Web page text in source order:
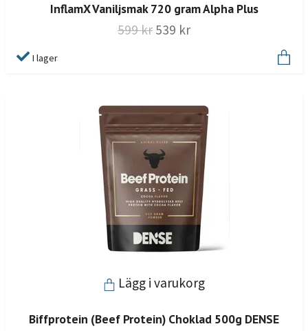
InflamX Vaniljsmak 720 gram Alpha Plus
599 kr 539 kr
I lager
Lägg i varukorg
Biffprotein (Beef Protein) Choklad 500g DENSE